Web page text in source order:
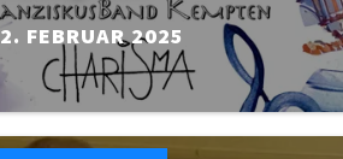
2. FEBRUAR 2025